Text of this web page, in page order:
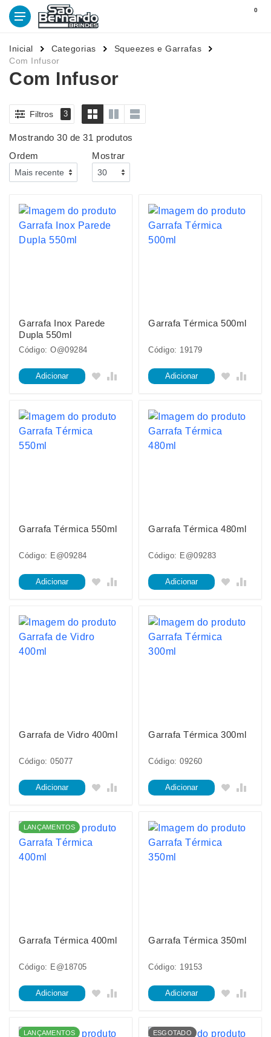
0
Inicial Categorias
Squeezes e Garrafas
Com Infusor
Com Infusor
Filtros 3
Mostrando 30 de 31 produtos
Ordem
Mostrar
Garrafa Inox Parede
Dupla 550ml
Código: O@09284
Adicionar
Garrafa Térmica 500ml
Código: 19179
Adicionar
Garrafa Térmica 550ml
Código: E@09284
Adicionar
Garrafa Térmica 480ml
Código: E@09283
Adicionar
Garrafa de Vidro 400ml
Código: 05077
Adicionar
Garrafa Térmica 300ml
Código: 09260
Adicionar
LANÇAMENTOS
Garrafa Térmica 400ml
Código: E@18705
Adicionar
Garrafa Térmica 350ml
Código: 19153
Adicionar
LANÇAMENTOS ESGOTADO